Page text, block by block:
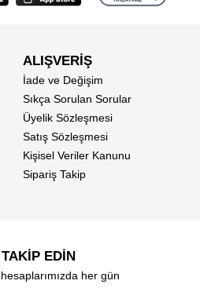
ALIŞVERİŞ
İade ve Değişim
Sıkça Sorulan Sorular
Üyelik Sözleşmesi
Satış Sözleşmesi
Kişisel Veriler Kanunu
Sipariş Takip
EDİN
her gün